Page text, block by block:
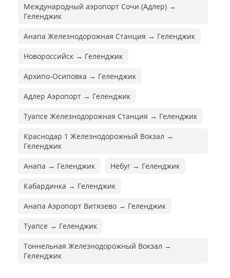
Международный аэропорт Сочи (Адлер) →
Геленджик
Анапа Железнодорожная Cтанция → Геленджик
Новороссийск → Геленджик
Архипо-Осиповка → Геленджик
Адлер Аэропорт → Геленджик
Туапсе Железнодорожная Cтанция → Геленджик
Краснодар 1 Железнодорожный Вокзал →
Геленджик
Анапа → Геленджик Небуг → Геленджик
Кабардинка → Геленджик
Анапа Аэропорт Витязево → Геленджик
Туапсе → Геленджик
Тоннельная Железнодорожный Вокзал →
Геленджик